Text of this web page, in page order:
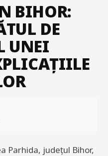
BIHOR:
DE
UNEI
Parhida, județul Bihor,